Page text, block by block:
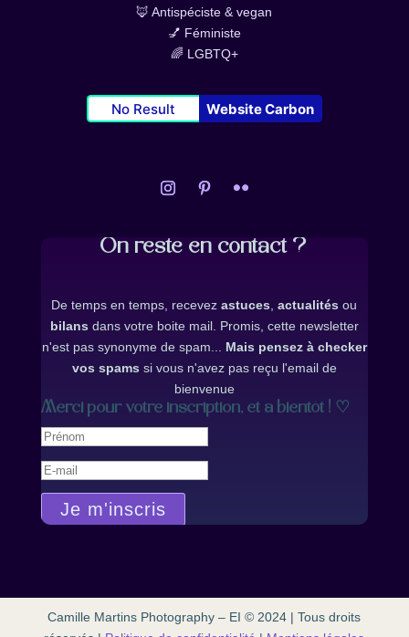
🦊 Antispéciste & vegan
💅 Féministe
🌈 LGBTQ+
No Result Website Carbon
On reste en contact ?
De temps en temps, recevezastuces,actualités ou
bilans dans votre boite mail. Promis, cette newsletter
n'est pas synonyme de spam... Mais pensez à checker
vos spams si vous n'avez pas reçu l'email de
bienvenue
Merci pour votre inscription, et à bientôt ! ♡
Je m'inscris
Camille Martins Photography – EI © 2024 | Tous droits